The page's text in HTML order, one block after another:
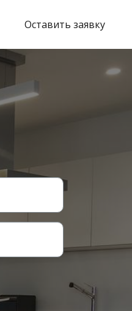
Оставить заявку